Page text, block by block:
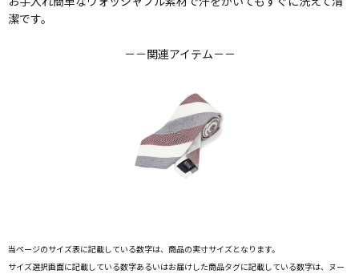
潔です。
－－関連アイテム－－
当ページのサイズ表に記載している数字は、商品の実寸サイズとなります。
サイズ選択画面に記載している数字あるいはお届けした商品タグに記載している数字は、ヌー